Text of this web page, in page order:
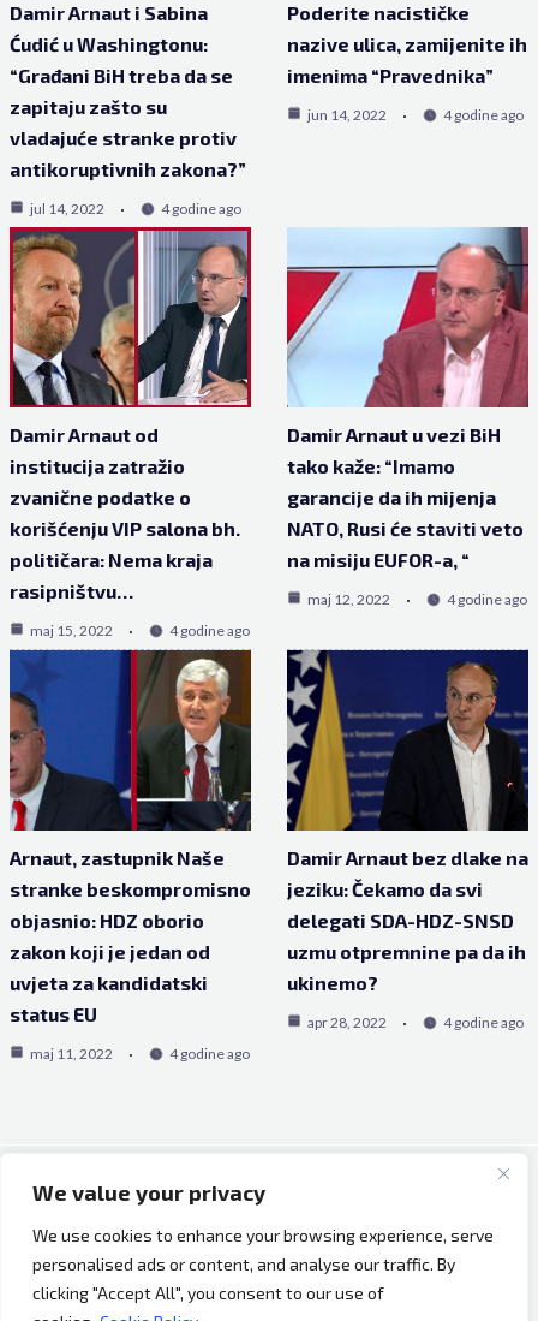
We value your privacy
We use cookies to enhance your browsing experience, serve
personalised ads or content, and analyse our traffic. By
clicking "Accept All", you consent to our use of
Damir Arnaut i Sabina
Ćudić u Washingtonu:
“Građani BiH treba da se
zapitaju zašto su
vladajuće stranke protiv
antikoruptivnih zakona?”
jul 14, 2022 4 godine ago
Poderite nacističke
nazive ulica, zamijenite ih
imenima “Pravednika”
jun 14, 2022 4 godine ago
Damir Arnaut od
institucija zatražio
zvanične podatke o
korišćenju VIP salona bh.
političara: Nema kraja
rasipništvu…
maj 15, 2022 4 godine ago
Damir Arnaut u vezi BiH
tako kaže: “Imamo
garancije da ih mijenja
NATO, Rusi će staviti veto
na misiju EUFOR-a, “
maj 12, 2022 4 godine ago
Arnaut, zastupnik Naše
stranke beskompromisno
objasnio: HDZ oborio
zakon koji je jedan od
uvjeta za kandidatski
status EU
maj 11, 2022 4 godine ago
Damir Arnaut bez dlake na
jeziku: Čekamo da svi
delegati SDA-HDZ-SNSD
uzmu otpremnine pa da ih
ukinemo?
apr 28, 2022 4 godine ago
Copyright © 2026 Bh Dijaspora.
O nama
Marketing
Uslovi korištenja